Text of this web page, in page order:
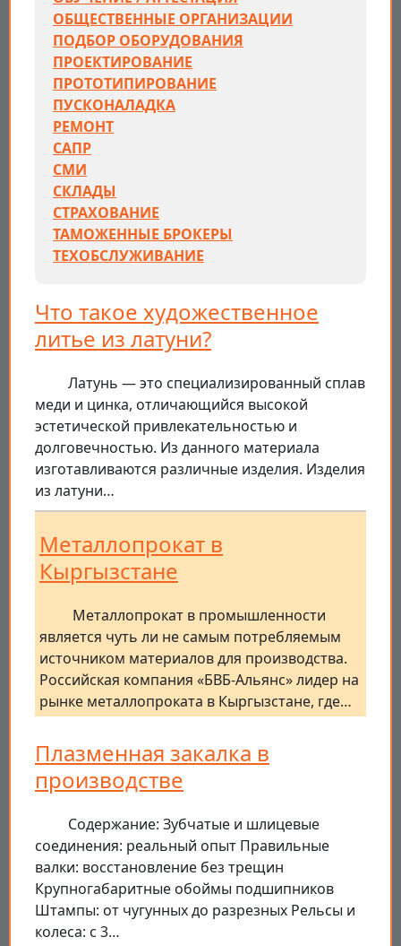
ОБЩЕСТВЕННЫЕ ОРГАНИЗАЦИИ
ПОДБОР ОБОРУДОВАНИЯ
ПРОЕКТИРОВАНИЕ
ПРОТОТИПИРОВАНИЕ
ПУСКОНАЛАДКА
РЕМОНТ
САПР
СМИ
СКЛАДЫ
СТРАХОВАНИЕ
ТАМОЖЕННЫЕ БРОКЕРЫ
ТЕХОБСЛУЖИВАНИЕ
Что такое художественное
литье из латуни?
Латунь — это специализированный сплав
меди и цинка, отличающийся высокой
эстетической привлекательностью и
долговечностью. Из данного материала
изготавливаются различные изделия. Изделия
из латуни…
Металлопрокат в
Кыргызстане
Металлопрокат в промышленности
является чуть ли не самым потребляемым
источником материалов для производства.
Российская компания «БВБ-Альянс» лидер на
рынке металлопроката в Кыргызстане, где…
Плазменная закалка в
производстве
Содержание: Зубчатые и шлицевые
соединения: реальный опыт Правильные
валки: восстановление без трещин
Крупногабаритные обоймы подшипников
Штампы: от чугунных до разрезных Рельсы и
колеса: с 3…